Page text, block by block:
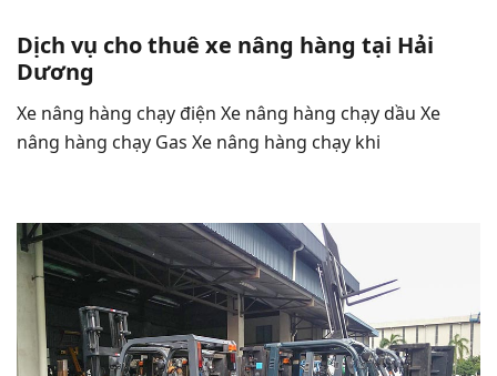
Dịch vụ cho thuê xe nâng hàng tại Hải
Dương
Xe nâng hàng chạy điện Xe nâng hàng chạy dầu Xe
nâng hàng chạy Gas Xe nâng hàng chạy khi